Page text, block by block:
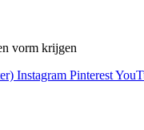
vorm krijgen
Instagram Pinterest